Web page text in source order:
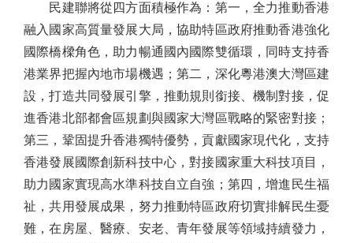
民建聯將從四方面積極作為：第一，全力推動香港
融入國家高質量發展大局，協助特區政府推動香港強化
國際橋樑角色，助力暢通國內國際雙循環，同時支持香
港業界把握內地市場機遇；第二，深化粵港澳大灣區建
設，打造共同發展引擎，推動規則銜接、機制對接，促
進香港北部都會區規劃與國家大灣區戰略的緊密對接；
第三，鞏固提升香港獨特優勢，貢獻國家現代化，支持
香港發展國際創新科技中心，對接國家重大科技項目，
助力國家實現高水準科技自立自強；第四，增進民生福
祉，共用發展成果，努力推動特區政府切實排解民生憂
難，在房屋、醫療、安老、青年發展等領域持續發力，